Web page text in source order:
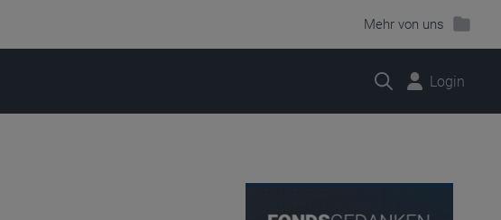
Mehr von uns
Suche Login